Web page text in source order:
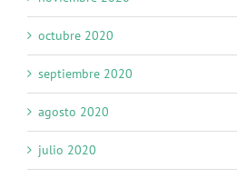
octubre 2020
septiembre 2020
agosto 2020
julio 2020